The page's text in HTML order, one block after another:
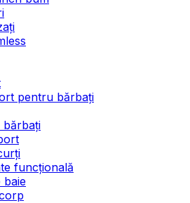
pentru bărbați
bărbați
funcțională
baie